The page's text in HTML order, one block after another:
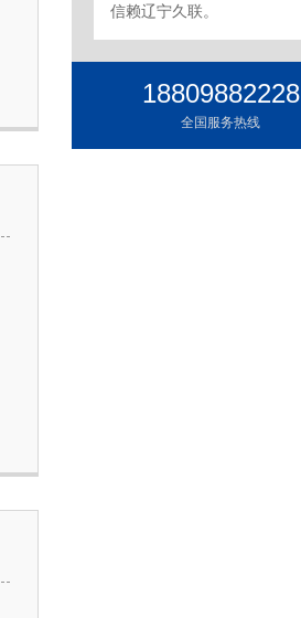
信赖辽宁久联。
18809882228
全国服务热线